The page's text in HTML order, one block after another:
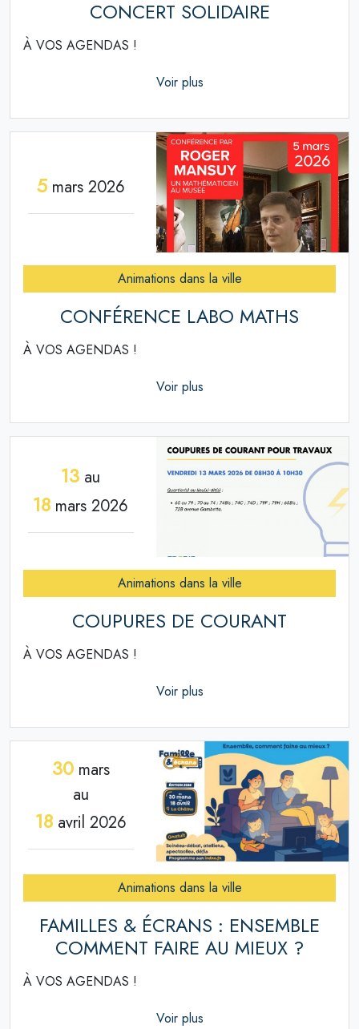
CONCERT SOLIDAIRE
À VOS AGENDAS !
Voir plus
5mars 2026
Animations dans la ville
CONFÉRENCE LABO MATHS
À VOS AGENDAS !
Voir plus
13 au
18 mars 2026
Animations dans la ville
COUPURES DE COURANT
À VOS AGENDAS !
Voir plus
30mars
au
18avril 2026
Animations dans la ville
FAMILLES & ÉCRANS : ENSEMBLE
COMMENT FAIRE AU MIEUX ?
À VOS AGENDAS !
Voir plus